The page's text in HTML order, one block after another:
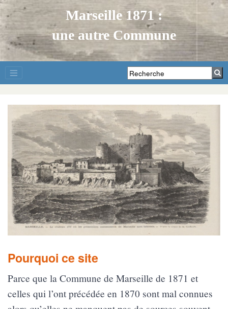
Marseille 1871 :
une autre Commune
Pourquoi ce site
Parce que la Commune de Marseille de 1871 et
celles qui l’ont précédée en 1870 sont mal connues